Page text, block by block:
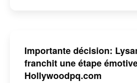
Importante décision:
franchit une étape
Hollywoodpq.com